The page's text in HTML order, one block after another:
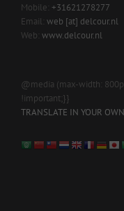
Mobile: +31621278277
Email: web [at] delcour.nl
Web: www.delcour.nl
@media (max-width:
!important;}}
TRANSLATE IN YOUR